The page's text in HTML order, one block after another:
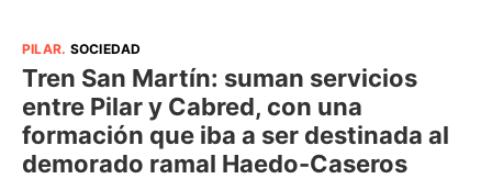
PILAR. SOCIEDAD
Tren San Martín: suman servicios
entre Pilar y Cabred, con una
formación que iba a ser destinada al
demorado ramal Haedo-Caseros